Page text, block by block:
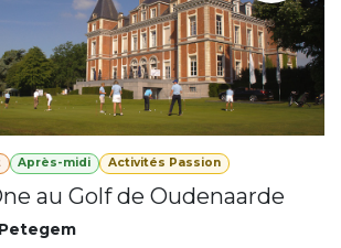
Après-midi Activités Passion
au Golf de Oudenaarde